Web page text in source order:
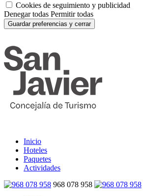
Cookies de seguimiento y publicidad
Denegar todas Permitir todas
Guardar preferencias y cerrar
Inicio
Hoteles
Paquetes
Actividades
968 078 958